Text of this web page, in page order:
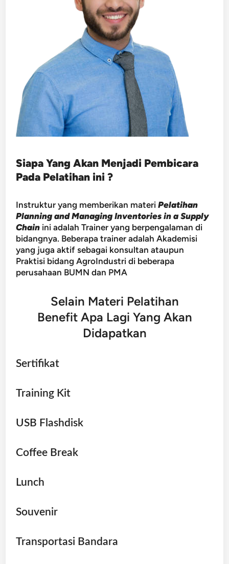
Siapa Yang Akan Menjadi Pembicara
Pada Pelatihan ini ?
Instruktur yang memberikan materiPelatihan
Planning and Managing Inventories in a Supply
Chain ini adalah Trainer yang berpengalaman di
bidangnya. Beberapa trainer adalah Akademisi
yang juga aktif sebagai konsultan ataupun
Praktisi bidang AgroIndustri di beberapa
perusahaan BUMN dan PMA
Selain Materi Pelatihan
Benefit Apa Lagi Yang Akan
Didapatkan
Sertifikat
Training Kit
USB Flashdisk
Coffee Break
Lunch
Souvenir
Transportasi Bandara